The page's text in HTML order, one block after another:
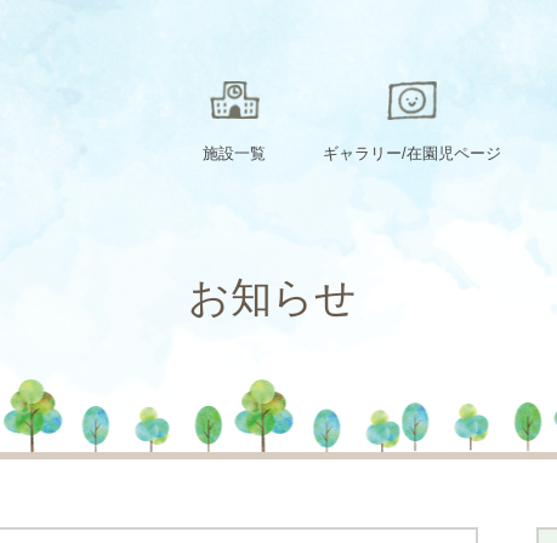
施設一覧 ギャラリー/在園児ページ
お知らせ